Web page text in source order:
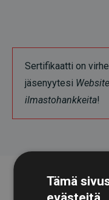
Sertifikaatti on
jäsenyytesi
ilmastohankkeita!
Tämä